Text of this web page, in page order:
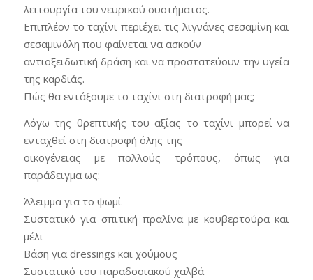
λειτουργία του νευρικού συστήματος.
Επιπλέον το ταχίνι περιέχει τις λιγνάνες σεσαμίνη και
σεσαμινόλη που φαίνεται να ασκούν
αντιοξειδωτική δράση και να προστατεύουν την υγεία
της καρδιάς.
Πώς θα εντάξουμε το ταχίνι στη διατροφή μας;
Λόγω της θρεπτικής του αξίας το ταχίνι μπορεί να
ενταχθεί στη διατροφή όλης της
οικογένειας με πολλούς τρόπους, όπως για
παράδειγμα ως:
Άλειμμα για το ψωμί
Συστατικό για σπιτική πραλίνα με κουβερτούρα και
μέλι
Βάση για dressings και χούμους
Συστατικό του παραδοσιακού χαλβά